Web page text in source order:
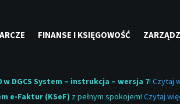
FINANSE I KSIĘGOWOŚĆ
DGCS System – instrukcja – wersja 7! Czytaj
e-Faktur (KSeF) z pełnym spokojem! Czytaj